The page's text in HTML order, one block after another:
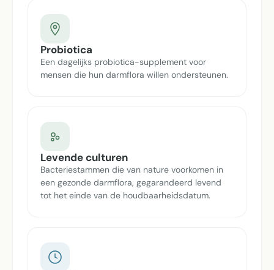
Probiotica
Een dagelijks probiotica-supplement voor
mensen die hun darmflora willen ondersteunen.
Levende culturen
Bacteriestammen die van nature voorkomen in
een gezonde darmflora, gegarandeerd levend
tot het einde van de houdbaarheidsdatum.